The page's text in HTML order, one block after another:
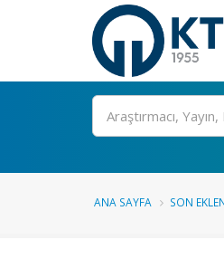
Ara
ANA SAYFA SON